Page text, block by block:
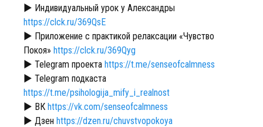
► Индивидуальный урок у Александры
https://clck.ru/369QsE
► Приложение с практикой релаксации «Чувство
Покоя» https://clck.ru/369Qyg
► Telegram проекта https://t.me/senseofcalmness
► Telegram подкаста
https://t.me/psihologija_mify_i_realnost
► ВК https://vk.com/senseofcalmness
► Дзен https://dzen.ru/chuvstvopokoya